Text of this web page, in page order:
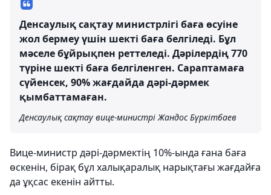
Денсаулық сақтау министрлігі баға өсуіне
жол бермеу үшін шекті баға белгіледі. Бұл
мәселе бұйрықпен реттеледі. Дәрілердің 770
түріне шекті баға белгіленген. Сараптамаға
сүйенсек, 90% жағдайда дәрі-дәрмек
қымбаттамаған.
Денсаулық сақтау вице-министрі Жандос Бүркітбаев
Вице-министр дәрі-дәрмектің 10%-ында ғана баға
өскенін, бірақ бұл халықаралық нарықтағы жағдайға
да ұқсас екенін айтты.